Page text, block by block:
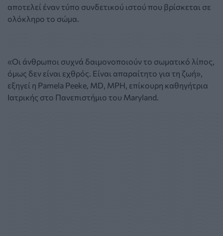
αποτελεί έναν τύπο συνδετικού ιστού που βρίσκεται σε
ολόκληρο το σώμα.
«Οι άνθρωποι συχνά δαιμονοποιούν το σωματικό λίπος,
όμως δεν είναι εχθρός. Είναι απαραίτητο για τη ζωή»,
εξηγεί η Pamela Peeke, MD, MPH, επίκουρη καθηγήτρια
Ιατρικής στο Πανεπιστήμιο του Maryland.